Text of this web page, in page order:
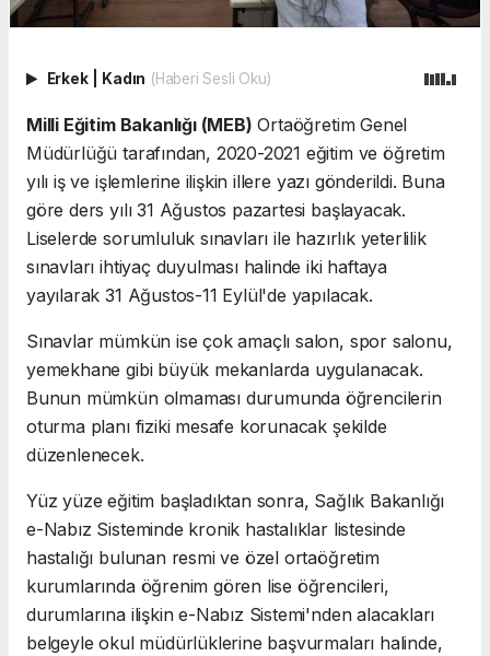
Erkek Kadın (Haberi Sesli Oku)
Milli Eğitim Bakanlığı (MEB) Ortaöğretim Genel
Müdürlüğü tarafından, 2020-2021 eğitim ve öğretim
yılı iş ve işlemlerine ilişkin illere yazı gönderildi. Buna
göre ders yılı 31 Ağustos pazartesi başlayacak.
Liselerde sorumluluk sınavları ile hazırlık yeterlilik
sınavları ihtiyaç duyulması halinde iki haftaya
yayılarak 31 Ağustos-11 Eylül'de yapılacak.
Sınavlar mümkün ise çok amaçlı salon, spor salonu,
yemekhane gibi büyük mekanlarda uygulanacak.
Bunun mümkün olmaması durumunda öğrencilerin
oturma planı fiziki mesafe korunacak şekilde
düzenlenecek.
Yüz yüze eğitim başladıktan sonra, Sağlık Bakanlığı
e-Nabız Sisteminde kronik hastalıklar listesinde
hastalığı bulunan resmi ve özel ortaöğretim
kurumlarında öğrenim gören lise öğrencileri,
durumlarına ilişkin e-Nabız Sistemi'nden alacakları
belgeyle okul müdürlüklerine başvurmaları halinde,